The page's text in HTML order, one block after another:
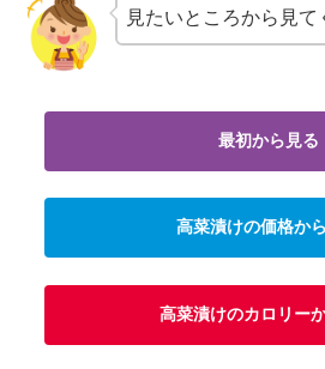
見たいところから見て
最初から見る
高菜漬けの価格か
高菜漬けのカロリー